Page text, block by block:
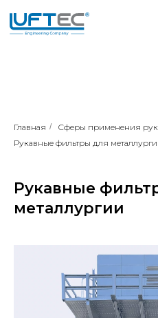
Главная / Сферы применения
Рукавные фильтры для
Рукавные
металлургии